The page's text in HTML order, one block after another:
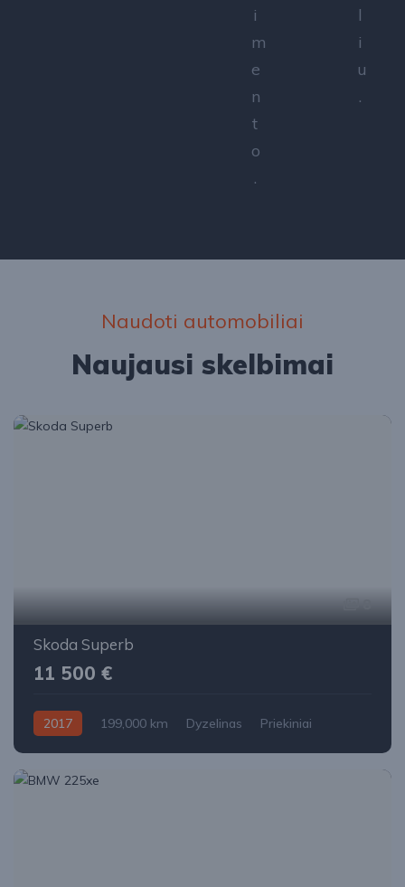
i
m
e
n
t
o
.
l
i
u
.
Naudoti automobiliai
Naujausi skelbimai
Skoda Superb
11 500 €
2017 199,000 km Dyzelinas Priekiniai